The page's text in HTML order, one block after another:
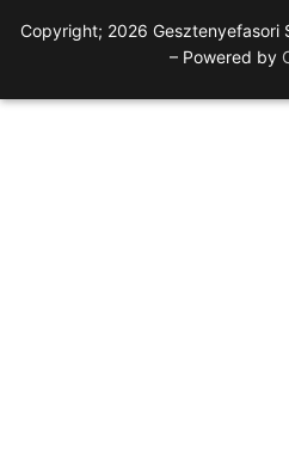
Copyright; 2026 Gesztenyefasori
– Powered by